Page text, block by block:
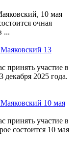
10 мая
очная
...
13
принять участие в
декабря 2025 года.
10 мая
принять участие в
состоится 10 мая